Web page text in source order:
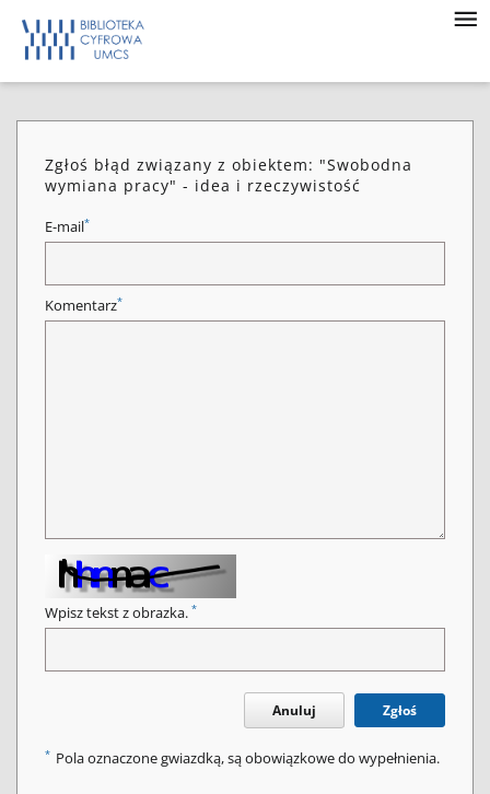
Zgłoś błąd związany z obiektem: "Swobodna
wymiana pracy" - idea i rzeczywistość
E-mail*
Komentarz*
Wpisz tekst z obrazka. *
Anuluj Zgłoś
* Pola oznaczone gwiazdką, są obowiązkowe do wypełnienia.